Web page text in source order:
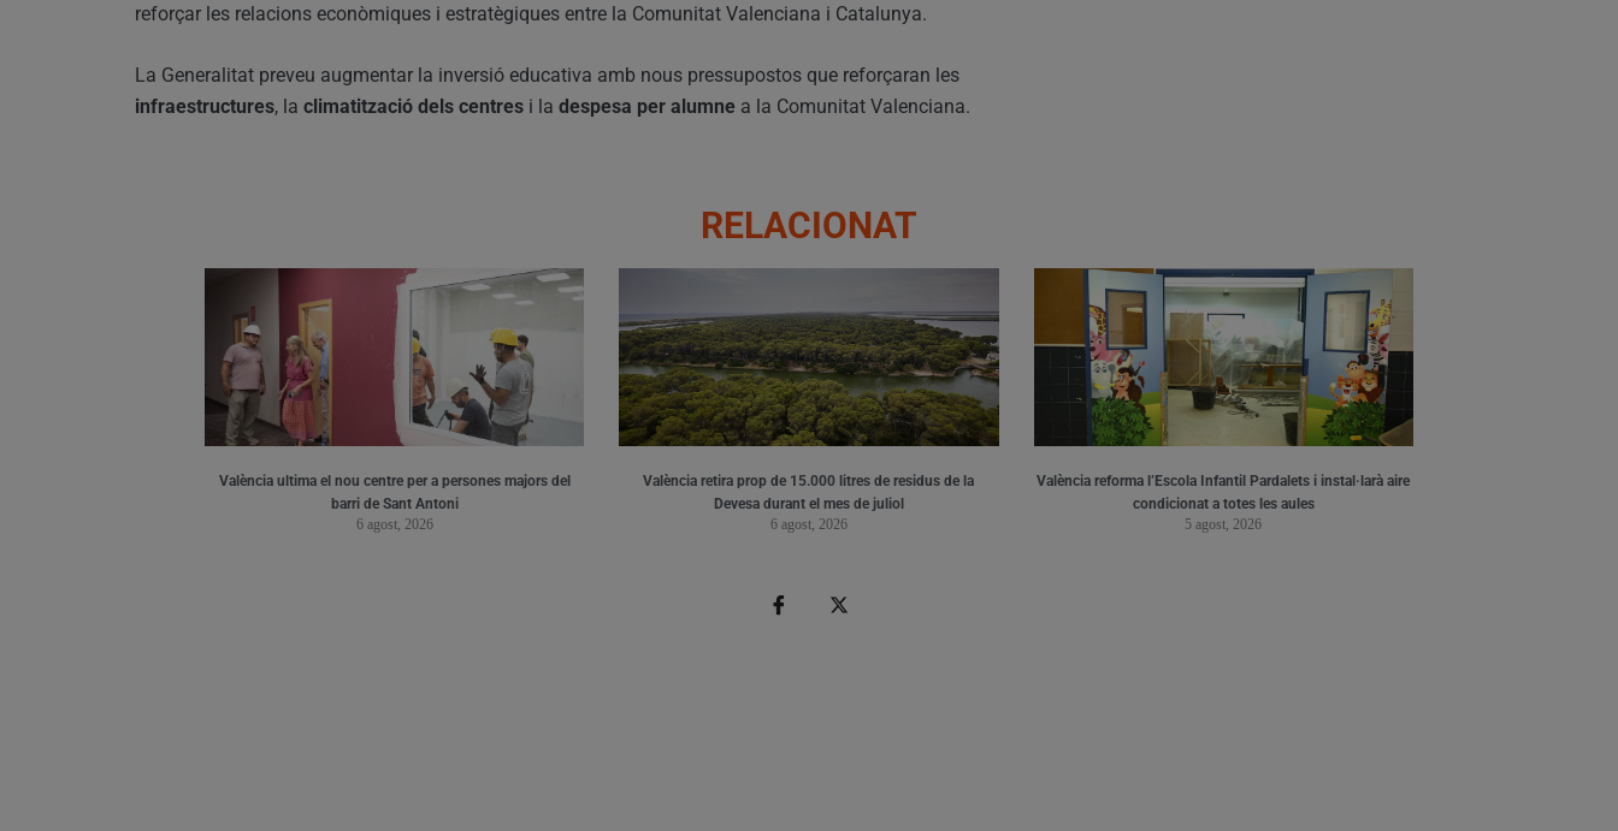
reforçar les relacions econòmiques i estratègiques entre la Comunitat Valenciana i Catalunya.
La Generalitat preveu augmentar la inversió educativa amb nous pressupostos que reforçaran les
infraestructures, la climatització dels centres i la despesa per alumne a la Comunitat Valenciana.
RELACIONAT
València ultima el nou centre per a persones majors del
barri de Sant Antoni
6 agost, 2026
València retira prop de 15.000 litres de residus de la
Devesa durant el mes de juliol
6 agost, 2026
València reforma l’Escola Infantil Pardalets i instal·larà aire
condicionat a totes les aules
5 agost, 2026